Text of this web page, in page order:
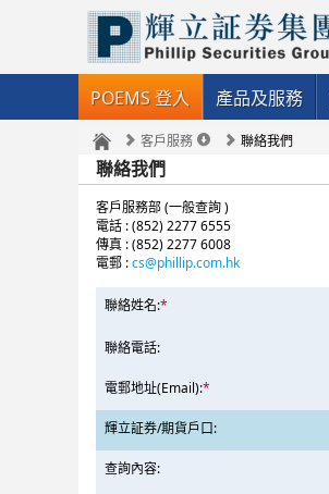
POEMS 登入 產品及服務
客戶服務 聯絡我們
聯絡我們
客戶服務部 (一般查詢 )
電話 : (852) 2277 6555
傳真 : (852) 2277 6008
電郵 :cs@phillip.com.hk
聯絡姓名:*
聯絡電話:
電郵地址(Email):*
輝立証券/期貨戶口:
查詢內容: